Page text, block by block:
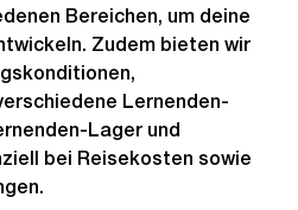
Bereichen, um deine
Zudem bieten wir
Lernenden-
Lager und
bei Reisekosten sowie